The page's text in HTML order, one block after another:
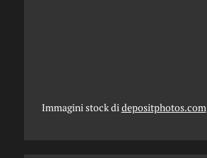
Immagini stock didepositphotos.com